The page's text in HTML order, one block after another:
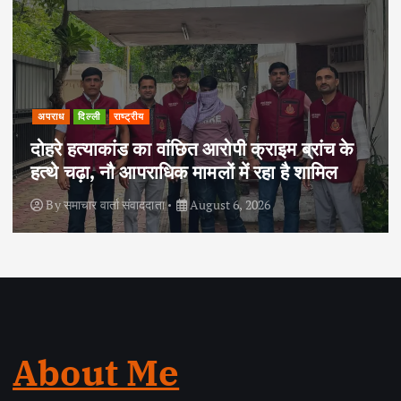
दिल्ली समान्य
एनडीएमसी के 30 विभागों के 100 से अधिक
अधिकारियों एवं कर्मचारियों ने सुविधा शिविर के
शिकायत निवारण अभियान में भाग लिया
Byसमाचार वार्ता संवाददाता August 2, 2026
About Me